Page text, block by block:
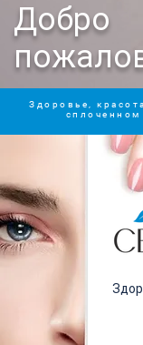
Добро
Здоровье,
сплоченном